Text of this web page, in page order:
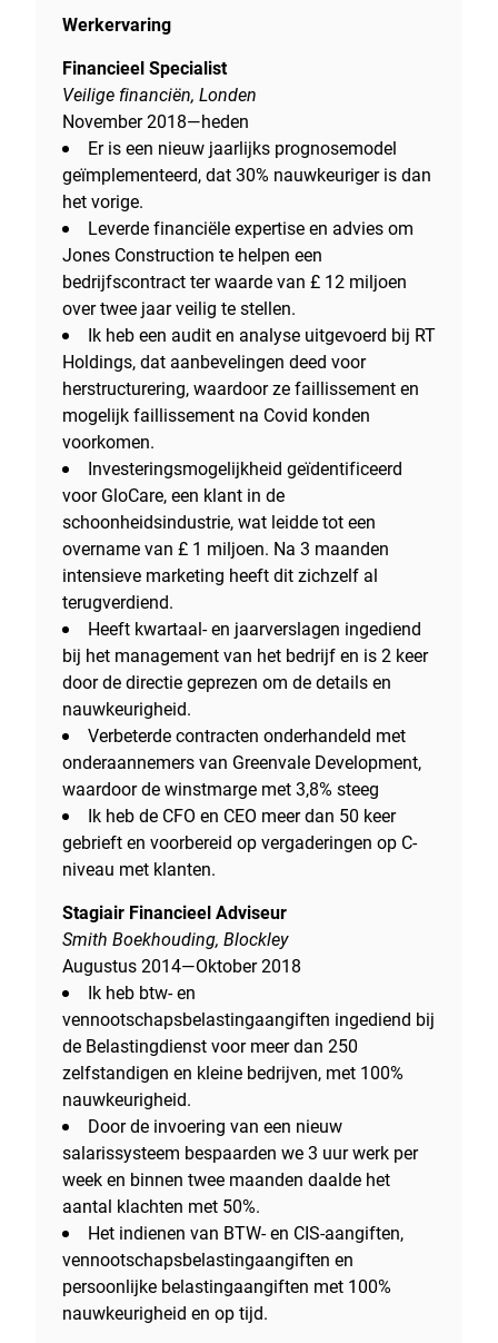
Werkervaring
Financieel Specialist
Veilige financiën, Londen
November 2018—heden
Er is een nieuw jaarlijks prognosemodel
geïmplementeerd, dat 30% nauwkeuriger is dan
het vorige.
Leverde financiële expertise en advies om
Jones Construction te helpen een
bedrijfscontract ter waarde van £ 12 miljoen
over twee jaar veilig te stellen.
Ik heb een audit en analyse uitgevoerd bij RT
Holdings, dat aanbevelingen deed voor
herstructurering, waardoor ze faillissement en
mogelijk faillissement na Covid konden
voorkomen.
Investeringsmogelijkheid geïdentificeerd
voor GloCare, een klant in de
schoonheidsindustrie, wat leidde tot een
overname van £ 1 miljoen. Na 3 maanden
intensieve marketing heeft dit zichzelf al
terugverdiend.
Heeft kwartaal- en jaarverslagen ingediend
bij het management van het bedrijf en is 2 keer
door de directie geprezen om de details en
nauwkeurigheid.
Verbeterde contracten onderhandeld met
onderaannemers van Greenvale Development,
waardoor de winstmarge met 3,8% steeg
Ik heb de CFO en CEO meer dan 50 keer
gebrieft en voorbereid op vergaderingen op C-
niveau met klanten.
Stagiair Financieel Adviseur
Smith Boekhouding, Blockley
Augustus 2014—Oktober 2018
Ik heb btw- en
vennootschapsbelastingaangiften ingediend bij
de Belastingdienst voor meer dan 250
zelfstandigen en kleine bedrijven, met 100%
nauwkeurigheid.
Door de invoering van een nieuw
salarissysteem bespaarden we 3 uur werk per
week en binnen twee maanden daalde het
aantal klachten met 50%.
Het indienen van BTW- en CIS-aangiften,
vennootschapsbelastingaangiften en
persoonlijke belastingaangiften met 100%
nauwkeurigheid en op tijd.